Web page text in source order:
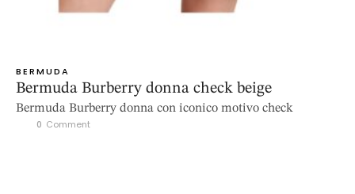
BERMUDA
Bermuda Burberry donna check beige
Bermuda Burberry donna con iconico motivo check
0 Comment